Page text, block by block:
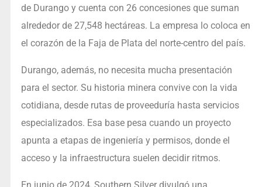
de Durango y cuenta con 26 concesiones que suman
alrededor de 27,548 hectáreas. La empresa lo coloca en
el corazón de la Faja de Plata del norte-centro del país.
Durango, además, no necesita mucha presentación
para el sector. Su historia minera convive con la vida
cotidiana, desde rutas de proveeduría hasta servicios
especializados. Esa base pesa cuando un proyecto
apunta a etapas de ingeniería y permisos, donde el
acceso y la infraestructura suelen decidir ritmos.